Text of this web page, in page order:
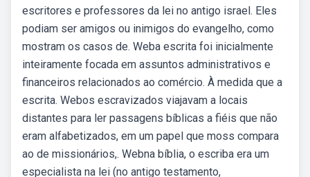
escritores e professores da lei no antigo israel. Eles
podiam ser amigos ou inimigos do evangelho, como
mostram os casos de. Weba escrita foi inicialmente
inteiramente focada em assuntos administrativos e
financeiros relacionados ao comércio. À medida que a
escrita. Webos escravizados viajavam a locais
distantes para ler passagens bíblicas a fiéis que não
eram alfabetizados, em um papel que moss compara
ao de missionários,. Webna bíblia, o escriba era um
especialista na lei (no antigo testamento,